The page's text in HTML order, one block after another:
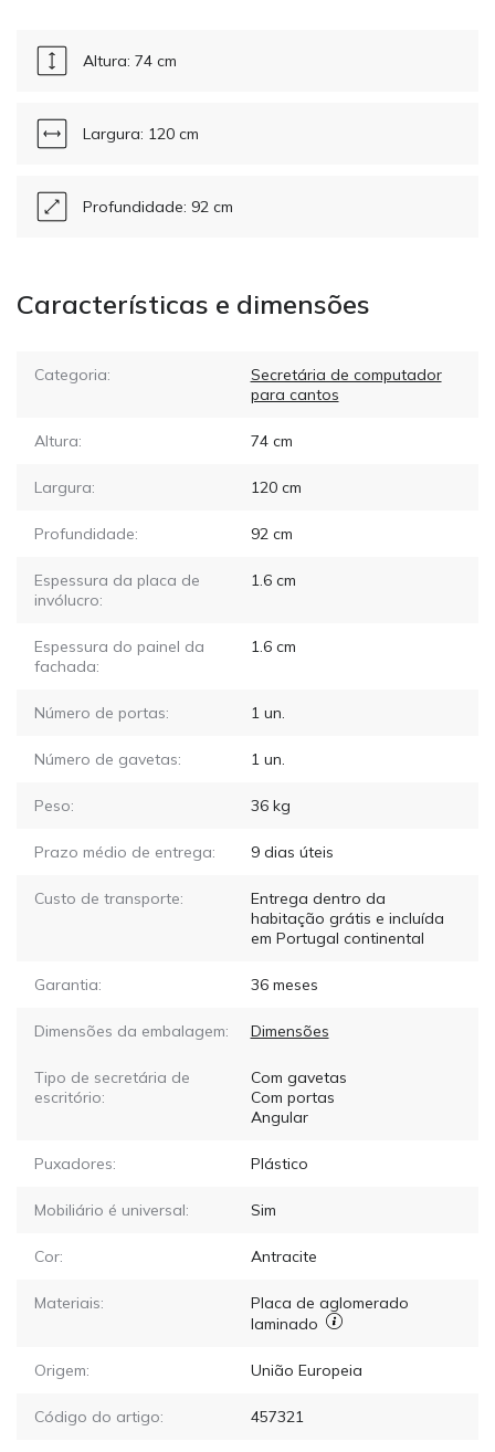
Altura: 74 cm
Largura: 120 cm
Profundidade: 92 cm
Características e dimensões
Categoria:
Secretária de computador
para cantos
Altura: 74cm
Largura: 120cm
Profundidade: 92cm
Espessura da placa de
invólucro:
1.6cm
Espessura do painel da
fachada:
1.6cm
Número de portas: 1un.
Número de gavetas: 1un.
Peso: 36kg
Prazo médio de entrega: 9dias úteis
Custo de transporte:
Entrega dentro da
habitação grátis e incluída
em Portugal continental
Garantia: 36 meses
Dimensões da embalagem: Dimensões
Tipo de secretária de
escritório:
Com gavetas
Com portas
Angular
Puxadores: Plástico
Mobiliário é universal: Sim
Cor: Antracite
Materiais:
Placa de aglomerado
laminado
Origem: União Europeia
Código do artigo: 457321